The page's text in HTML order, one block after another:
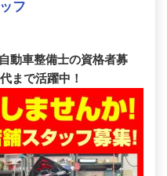
フ
動車整備士の資格者募
まで活躍中！